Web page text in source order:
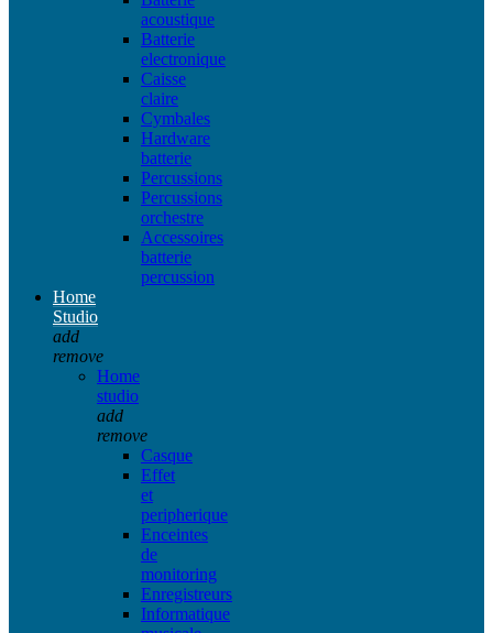
acoustique
Batterie
electronique
Caisse
claire
Cymbales
Hardware
batterie
Percussions
Percussions
orchestre
Accessoires
batterie
percussion
Home
Studio
add
remove
Home
studio
add
remove
Casque
Effet
et
peripherique
Enceintes
de
monitoring
Enregistreurs
Informatique